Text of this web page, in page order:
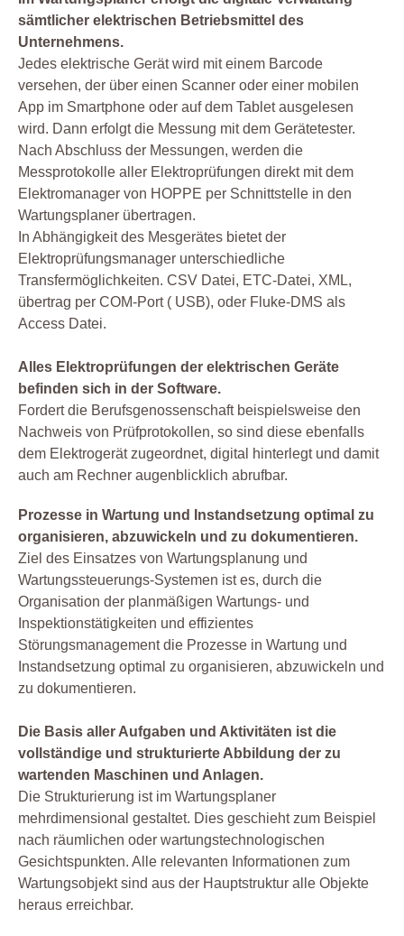
sämtlicher elektrischen Betriebsmittel des
Unternehmens.
Jedes elektrische Gerät wird mit einem Barcode
versehen, der über einen Scanner oder einer mobilen
App im Smartphone oder auf dem Tablet ausgelesen
wird. Dann erfolgt die Messung mit dem Gerätetester.
Nach Abschluss der Messungen, werden die
Messprotokolle aller Elektroprüfungen direkt mit dem
Elektromanager von HOPPE per Schnittstelle in den
Wartungsplaner übertragen.
In Abhängigkeit des Mesgerätes bietet der
Elektroprüfungsmanager unterschiedliche
Transfermöglichkeiten. CSV Datei, ETC-Datei, XML,
übertrag per COM-Port ( USB), oder Fluke-DMS als
Access Datei.
Alles Elektroprüfungen der elektrischen Geräte
befinden sich in der Software.
Fordert die Berufsgenossenschaft beispielsweise den
Nachweis von Prüfprotokollen, so sind diese ebenfalls
dem Elektrogerät zugeordnet, digital hinterlegt und damit
auch am Rechner augenblicklich abrufbar.
Prozesse in Wartung und Instandsetzung optimal zu
organisieren, abzuwickeln und zu dokumentieren.
Ziel des Einsatzes von Wartungsplanung und
Wartungssteuerungs-Systemen ist es, durch die
Organisation der planmäßigen Wartungs- und
Inspektionstätigkeiten und effizientes
Störungsmanagement die Prozesse in Wartung und
Instandsetzung optimal zu organisieren, abzuwickeln und
zu dokumentieren.
Die Basis aller Aufgaben und Aktivitäten ist die
vollständige und strukturierte Abbildung der zu
wartenden Maschinen und Anlagen.
Die Strukturierung ist im Wartungsplaner
mehrdimensional gestaltet. Dies geschieht zum Beispiel
nach räumlichen oder wartungstechnologischen
Gesichtspunkten. Alle relevanten Informationen zum
Wartungsobjekt sind aus der Hauptstruktur alle Objekte
heraus erreichbar.